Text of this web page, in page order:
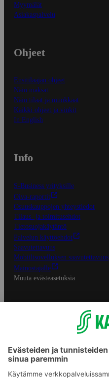
Myymälät
Asiakaspalvelu
Ohjeet
Ensitilaajan ohjeet
Näin maksat
Näin tilaat ja muokkaat
Kaikki ohjeet ja vinkit
In English
Info
S-Business yrityksille
Oiva-raportit
Osuuskauppojen yhteystiedot
Tilaus- ja toimitusehdot
Tietosuojakäytäntö
Palvelun käyttöehdot
Saavutettavuus
Mobiilisovelluksen saavutettavuus
Mainostajalle
Muuta evästeasetuksia
S-ryhmän palvelut
Asiakasomistajuus
S-ostoslista -sovellus